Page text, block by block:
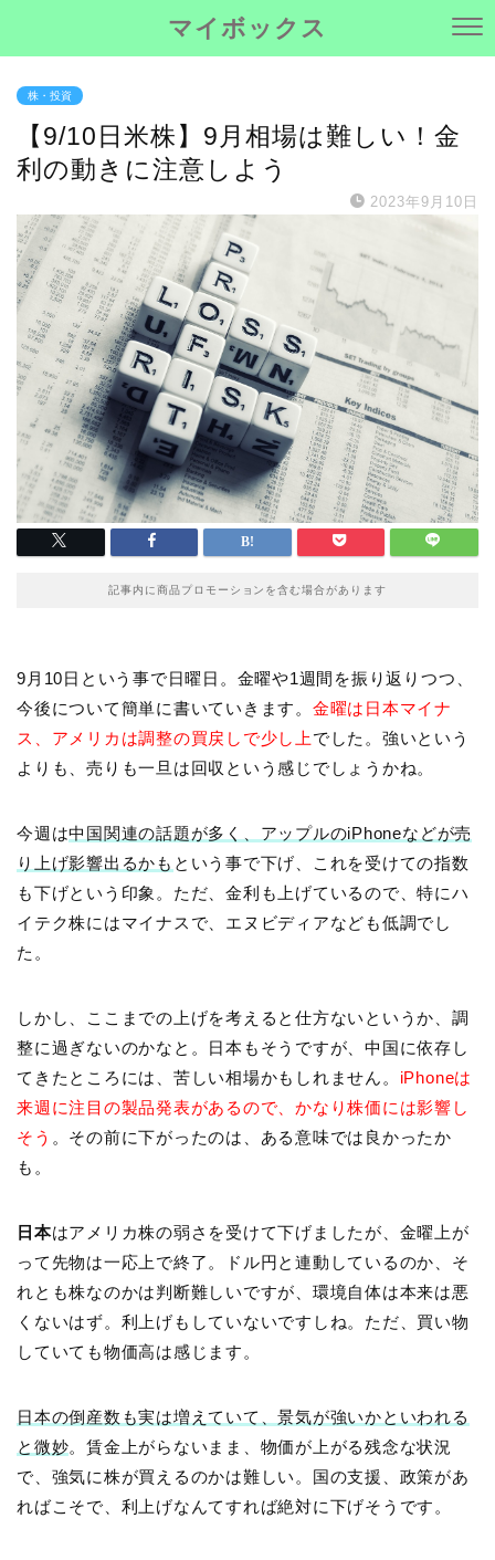
マイボックス
株・投資
【9/10日米株】9月相場は難しい！金
利の動きに注意しよう
2023年9月10日
記事内に商品プロモーションを含む場合があります
9月10日という事で日曜日。金曜や1週間を振り返りつつ、
今後について簡単に書いていきます。 金曜は日本マイナ
ス、アメリカは調整の買戻しで少し上 でした。強いという
よりも、売りも一旦は回収という感じでしょうかね。
今週は中国関連の話題が多く、アップルのiPhoneなどが売
り上げ影響出るかも という事で下げ、これを受けての指数
も下げという印象。ただ、金利も上げているので、特にハ
イテク株にはマイナスで、エヌビディアなども低調でし
た。
しかし、ここまでの上げを考えると仕方ないというか、調
整に過ぎないのかなと。日本もそうですが、中国に依存し
てきたところには、苦しい相場かもしれません。 iPhoneは
来週に注目の製品発表があるので、かなり株価には影響し
そう 。その前に下がったのは、ある意味では良かったか
も。
日本はアメリカ株の弱さを受けて下げましたが、金曜上が
って先物は一応上で終了。ドル円と連動しているのか、そ
れとも株なのかは判断難しいですが、環境自体は本来は悪
くないはず。利上げもしていないですしね。ただ、買い物
していても物価高は感じます。
日本の倒産数も実は増えていて、景気が強いかといわれる
と微妙。賃金上がらないまま、物価が上がる残念な状況
で、強気に株が買えるのかは難しい。国の支援、政策があ
ればこそで、利上げなんてすれば絶対に下げそうです。